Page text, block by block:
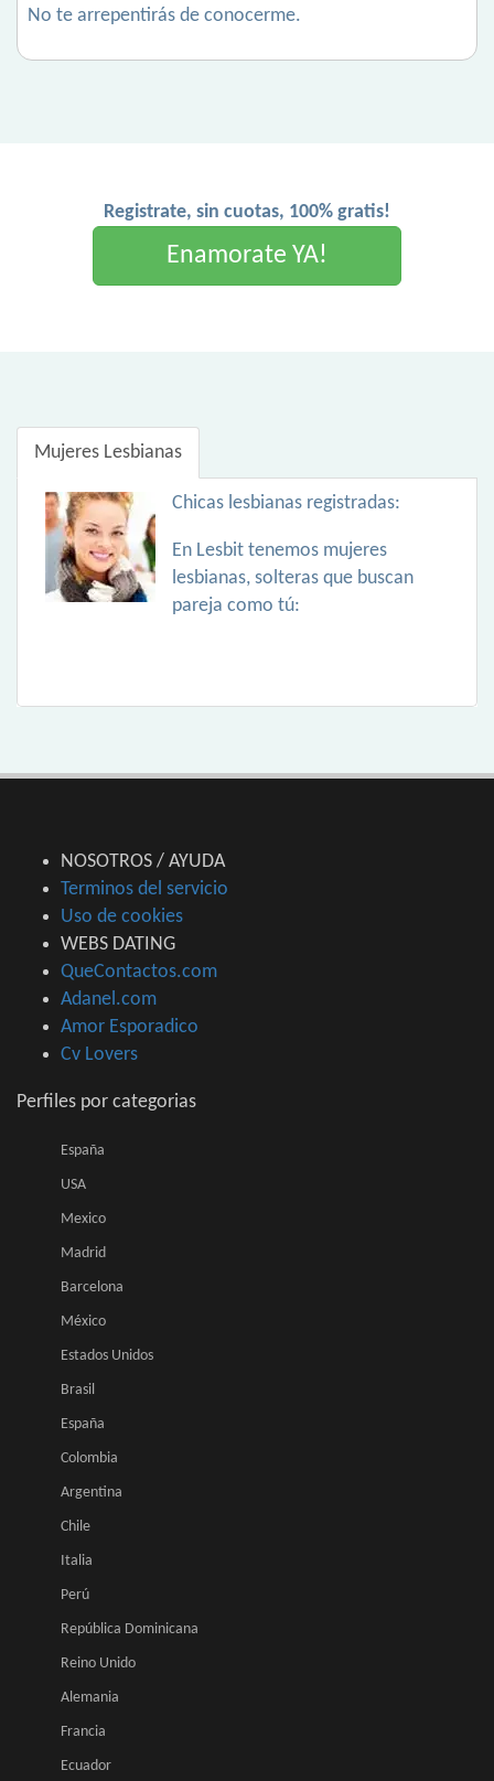
No te arrepentirás de conocerme.
Registrate, sin cuotas, 100% gratis!
Enamorate YA!
Mujeres Lesbianas
Chicas lesbianas registradas:
En Lesbit tenemos mujeres
lesbianas, solteras que buscan
pareja como tú:
NOSOTROS / AYUDA
Terminos del servicio
Uso de cookies
WEBS DATING
QueContactos.com
Adanel.com
Amor Esporadico
Cv Lovers
Perfiles por categorias
España
USA
Mexico
Madrid
Barcelona
México
Estados Unidos
Brasil
España
Colombia
Argentina
Chile
Italia
Perú
República Dominicana
Reino Unido
Alemania
Francia
Ecuador